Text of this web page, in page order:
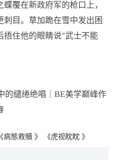
覆在新政府军的枪口上，
目。草加跪在雪中发出困
捂住他的眼睛说"武士不能
的缱绻绝唱｜BE美学巅峰作
《病態救贖 》 《虎视眈眈 》